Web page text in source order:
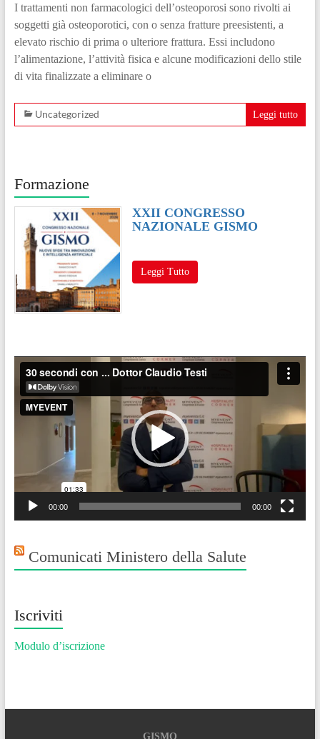
I trattamenti non farmacologici dell’osteoporosi sono rivolti ai
soggetti già osteoporotici, con o senza fratture preesistenti, a
elevato rischio di prima o ulteriore frattura. Essi includono
l’alimentazione, l’attività fisica e alcune modificazioni dello stile
di vita finalizzate a eliminare o
Uncategorized Leggi tutto
Formazione
XXII CONGRESSO
NAZIONALE GISMO
Leggi Tutto
Video
Player
00:00 00:00
Comunicati Ministero della Salute
Iscriviti
Modulo d’iscrizione
GISMO